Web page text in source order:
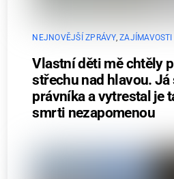
NEJNOVĚJŠÍ ZPRÁVY,ZAJÍMAVOSTI
Vlastní děti mě chtěly
střechu nad hlavou. Já
právníka a vytrestal je
smrti nezapomenou